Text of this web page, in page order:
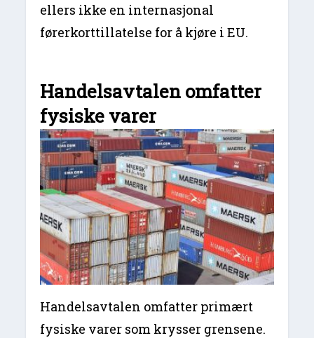
ellers ikke en internasjonal
førerkorttillatelse for å kjøre i EU.
Handelsavtalen omfatter
fysiske varer
Handelsavtalen omfatter primært
fysiske varer som krysser grensene.